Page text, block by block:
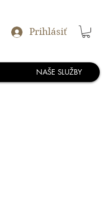
Prihlásiť
NAŠE SLUŽBY